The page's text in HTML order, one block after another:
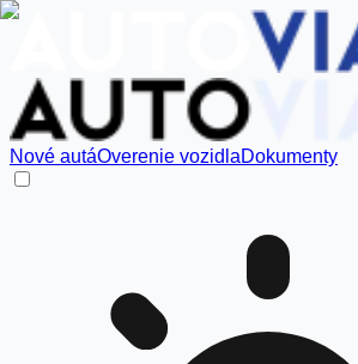
Nové autáOverenie vozidlaDokumenty